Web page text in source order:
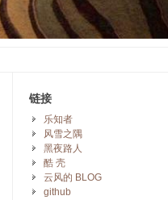
链接
乐知者
风雪之隅
黑夜路人
酷 壳
云风的 BLOG
github